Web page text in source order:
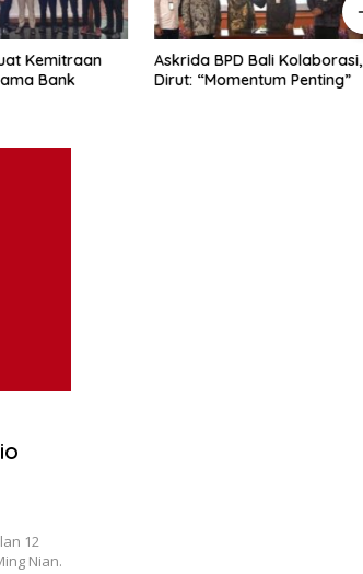
Kemitraan
Bank
Askrida BPD Bali Kolaborasi,
Dirut: “Momentum Penting”
12
Nian.